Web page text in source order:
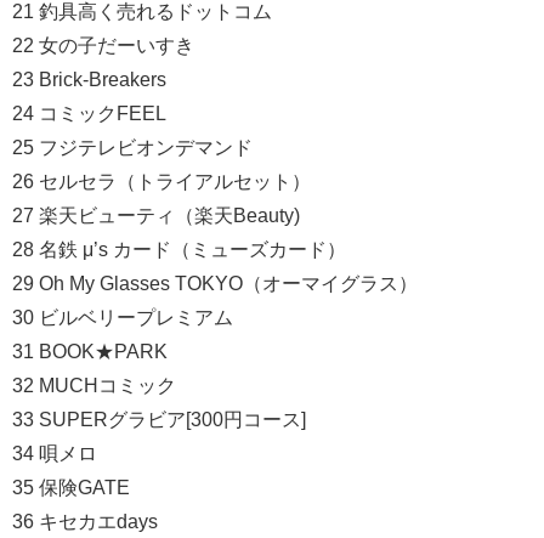
21 釣具高く売れるドットコム
22 女の子だーいすき
23 Brick-Breakers
24 コミックFEEL
25 フジテレビオンデマンド
26 セルセラ（トライアルセット）
27 楽天ビューティ（楽天Beauty)
28 名鉄 μ’s カード（ミューズカード）
29 Oh My Glasses TOKYO（オーマイグラス）
30 ビルベリープレミアム
31 BOOK★PARK
32 MUCHコミック
33 SUPERグラビア[300円コース]
34 唄メロ
35 保険GATE
36 キセカエdays